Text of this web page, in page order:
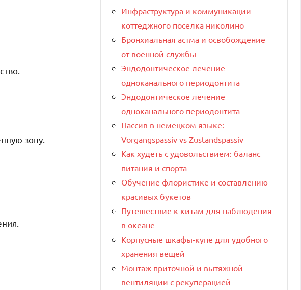
зону.
Инфраструктура и коммуникации
коттеджного поселка николино
Бронхиальная астма и освобождение
от военной службы
Эндодонтическое лечение
одноканального периодонтита
Эндодонтическое лечение
одноканального периодонтита
Пассив в немецком языке:
Vorgangspassiv vs Zustandspassiv
Как худеть с удовольствием: баланс
питания и спорта
Обучение флористике и составлению
красивых букетов
Путешествие к китам для наблюдения
в океане
Корпусные шкафы-купе для удобного
хранения вещей
Монтаж приточной и вытяжной
вентиляции с рекуперацией